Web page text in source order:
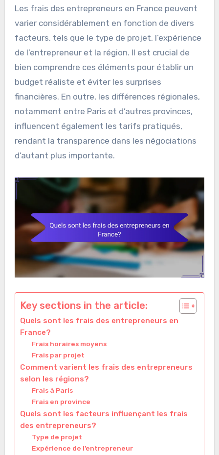
Les frais des entrepreneurs en France peuvent
varier considérablement en fonction de divers
facteurs, tels que le type de projet, l’expérience
de l’entrepreneur et la région. Il est crucial de
bien comprendre ces éléments pour établir un
budget réaliste et éviter les surprises
financières. En outre, les différences régionales,
notamment entre Paris et d’autres provinces,
influencent également les tarifs pratiqués,
rendant la transparence dans les négociations
d’autant plus importante.
Key sections in the article:
Quels sont les frais des entrepreneurs en
France?
Frais horaires moyens
Frais par projet
Comment varient les frais des entrepreneurs
selon les régions?
Frais à Paris
Frais en province
Quels sont les facteurs influençant les frais
des entrepreneurs?
Type de projet
Expérience de l’entrepreneur